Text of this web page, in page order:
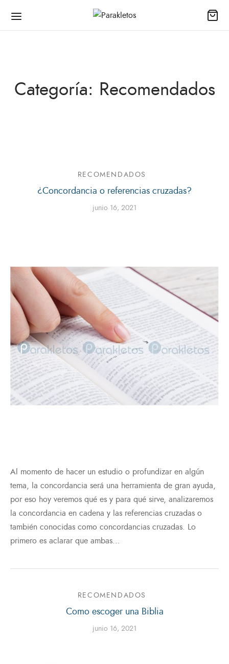
Categoría: Recomendados
RECOMENDADOS
¿Concordancia o referencias cruzadas?
junio 16, 2021
Al momento de hacer un estudio o profundizar en algún
tema, la concordancia será una herramienta de gran ayuda,
por eso hoy veremos qué es y para qué sirve, analizaremos
la concordancia en cadena y las referencias cruzadas o
también conocidas como concordancias cruzadas. Lo
primero es aclarar que ambas…
RECOMENDADOS
Como escoger una Biblia
junio 16, 2021